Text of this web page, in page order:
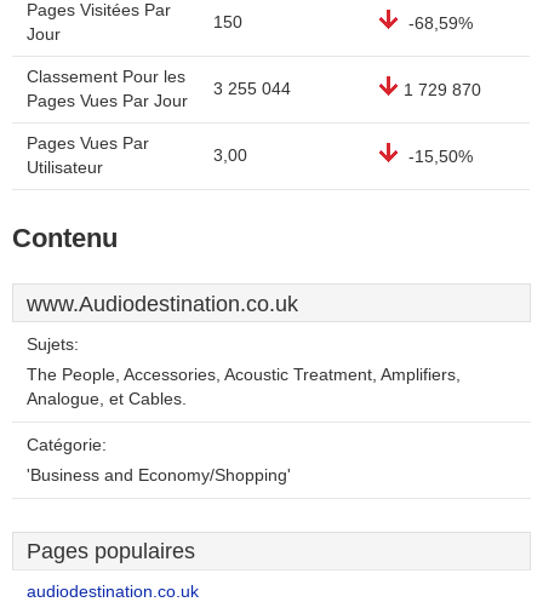
Pages Visitées Par
Jour
150 -68,59%
Classement Pour les
Pages Vues Par Jour
3 255 044 1 729 870
Pages Vues Par
Utilisateur
3,00 -15,50%
Contenu
www.Audiodestination.co.uk
Sujets:
The People, Accessories, Acoustic Treatment, Amplifiers,
Analogue, et Cables.
Catégorie:
'Business and Economy/Shopping'
Pages populaires
audiodestination.co.uk